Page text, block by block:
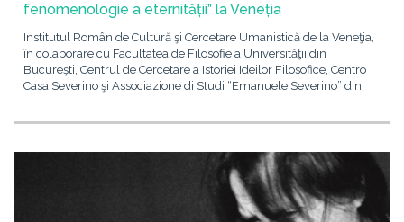
fenomenologie a eternității” la Veneția
Institutul Român de Cultură şi Cercetare Umanistică de la Veneţia,
în colaborare cu Facultatea de Filosofie a Universităţii din
Bucureşti, Centrul de Cercetare a Istoriei Ideilor Filosofice, Centro
Casa Severino şi Associazione di Studi “Emanuele Severino” din